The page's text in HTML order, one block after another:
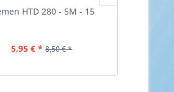
HTD 280 - 5M - 15
5,95 € * 8,50 € *